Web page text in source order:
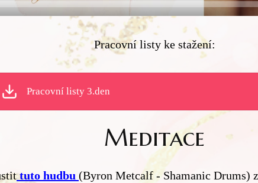
Pracovní listy ke stažení:
Pracovní listy 3.den
Meditace
tuto hudbu (Byron Metcalf - Shamanic Drums)